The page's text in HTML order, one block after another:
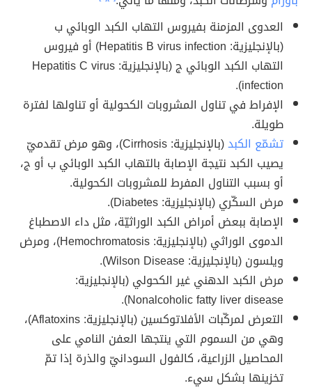
العدوى المزمنة بفيروس التهاب الكبد الوبائي ب
(بالإنجليزية: Hepatitis B virus infection) أو فيروس
التهاب الكبد الوبائي ج (بالإنجليزية: Hepatitis C virus
infection).
الإفراط في تناول المشروبات الكحولية أو تناولها لفترة
طويلة.
تشمّع الكبد
(بالإنجليزية: Cirrhosis)، وهو مرض تقدميّ
يصيب الكبد نتيجة الإصابة بالتهاب الكبد الوبائي ب أو ج،
أو بسبب التناول المفرط للمشروبات الكحولية.
مرض السكّري (بالإنجليزية: Diabetes).
الإصابة ببعض أمراض الكبد الوراثيّة، مثل داء الاصطباغ
الدموى الوراثي (بالإنجليزية: Hemochromatosis)، ومرض
ويلسون (بالإنجليزية: Wilson Disease).
مرض الكبد الدهني غير الكحولي (بالإنجليزية:
Nonalcoholic fatty liver disease).
التعرض لمركّبات الأفلاتوكسين (بالإنجليزية: Aflatoxins)،
وهي من السموم التي ينتجها العفن النامي على
المحاصيل الزراعية، كالفول السودانيّ والذرة إذا تمّ
تخزينها بشكل سيء.